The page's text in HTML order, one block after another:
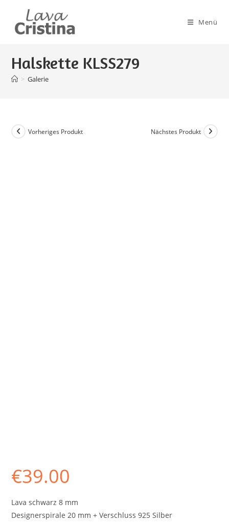
springen
Menü
Halskette KLSS279
> Galerie
Vorheriges Produkt Nächstes Produkt
€39.00
Lava schwarz 8 mm
Designerspirale 20 mm + Verschluss 925 Silber